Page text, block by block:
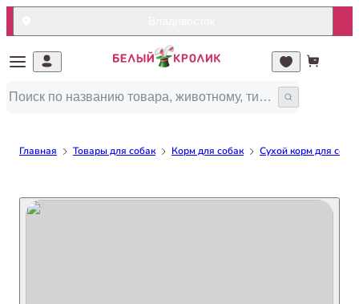
Главная Товары для собак Корм для собак Сухой корм для